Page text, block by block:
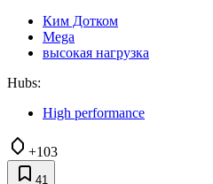
Ким Дотком
Mega
высокая нагрузка
Hubs:
High performance
+103
41